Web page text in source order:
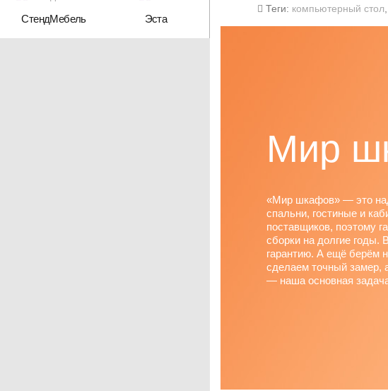
СтендМебель Эста
Теги: компьютерный стол
Мир
«Мир шкафов» — это
спальни, гостиные и
поставщиков, поэтому
сборки на долгие
гарантию. А ещё берём
сделаем точный замер,
— наша основная